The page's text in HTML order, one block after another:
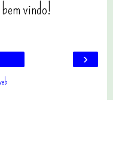
vindo!
›